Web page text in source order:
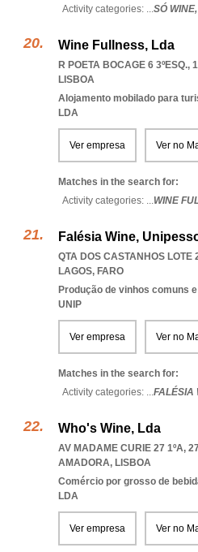
Activity categories: ...SÓ WINE,
Wine Fullness, Lda
R POETA BOCAGE 6 3ºESQ.,
LISBOA
Alojamento mobilado para
LDA
Ver empresa Ver no
Matches in the search for:
Activity categories: ...WINE
Falésia Wine,
QTA DOS CASTANHOS LOTE
LAGOS, FARO
Produção de vinhos comuns
UNIP
Ver empresa Ver no
Matches in the search for:
Activity categories: ...FALÉSIA
Who's Wine, Lda
AV MADAME CURIE 27 1ºA,
AMADORA, LISBOA
Comércio por grosso de
LDA
Ver empresa Ver no